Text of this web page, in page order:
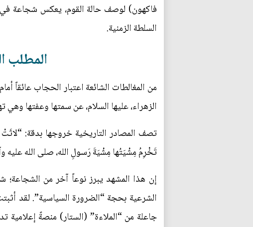
فاكهون) لوصف حالة القوم، يعكس شجاعة في
السلطة الزمنية.
المطلب
من المغالطات الشائعة اعتبار الحجاب عائقاً
الزهراء، عليها السلام، عن سمتها وعفتها
تصف المصادر التاريخية خروجها بدقة:
تَخْرِمُ مِشْيَتُها مِشْيَةَ رَسولِ الله، صلى الله عليه
إن هذا المشهد يبرز نوعاً آخر من الشجاعة؛
الشرعية بحجة “الضرورة السياسية”. لقد
جاعلة من “الملاءة” (الستار) منصةً إعلامية